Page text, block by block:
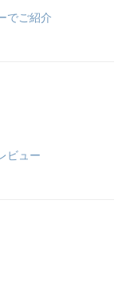
でご紹介
ビュー